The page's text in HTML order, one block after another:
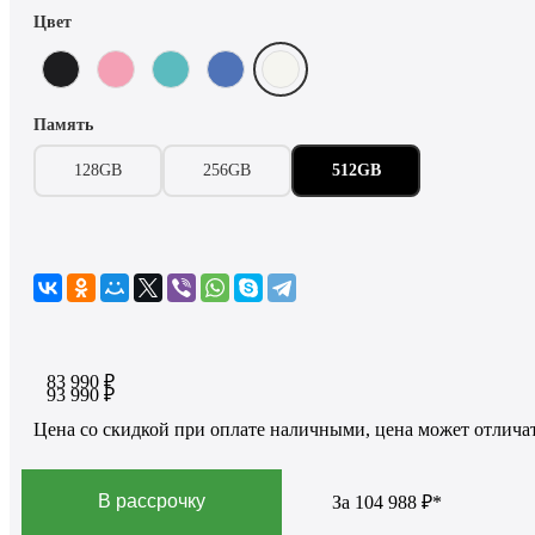
Цвет
Память
128GB 256GB 512GB
83 990 ₽
93 990 ₽
Цена со скидкой при оплате наличными, цена может
В рассрочку За 104 988 ₽*